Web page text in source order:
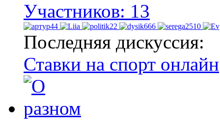
Участников: 13
Последняя дискуссия:
Ставки на спорт онлайн